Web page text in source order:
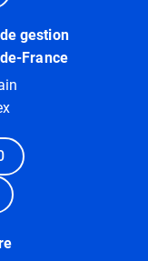
gestion
France